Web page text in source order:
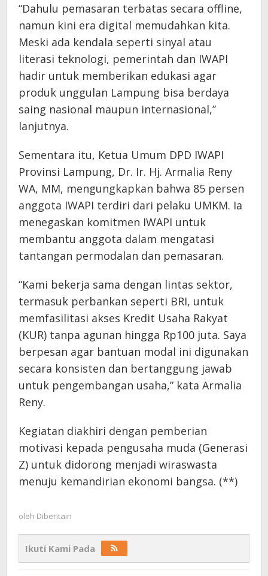
“Dahulu pemasaran terbatas secara offline,
namun kini era digital memudahkan kita.
Meski ada kendala seperti sinyal atau
literasi teknologi, pemerintah dan IWAPI
hadir untuk memberikan edukasi agar
produk unggulan Lampung bisa berdaya
saing nasional maupun internasional,”
lanjutnya.
Sementara itu, Ketua Umum DPD IWAPI
Provinsi Lampung, Dr. Ir. Hj. Armalia Reny
WA, MM, mengungkapkan bahwa 85 persen
anggota IWAPI terdiri dari pelaku UMKM. Ia
menegaskan komitmen IWAPI untuk
membantu anggota dalam mengatasi
tantangan permodalan dan pemasaran.
“Kami bekerja sama dengan lintas sektor,
termasuk perbankan seperti BRI, untuk
memfasilitasi akses Kredit Usaha Rakyat
(KUR) tanpa agunan hingga Rp100 juta. Saya
berpesan agar bantuan modal ini digunakan
secara konsisten dan bertanggung jawab
untuk pengembangan usaha,” kata Armalia
Reny.
Kegiatan diakhiri dengan pemberian
motivasi kepada pengusaha muda (Generasi
Z) untuk didorong menjadi wiraswasta
menuju kemandirian ekonomi bangsa. (**)
oleh Diberitain
Ikuti Kami Pada